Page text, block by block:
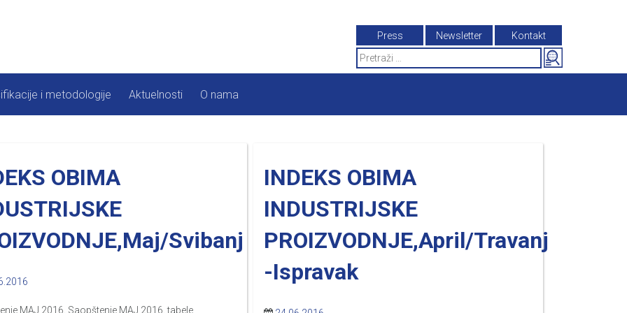
Press Newsletter
Kontakt
Search
for:
i metodologije Aktuelnosti O nama
OBIMA
Svibanj
MAJ 2016. Saopštenje MAJ 2016. tabele
INDEKS OBIMA
INDUSTRIJSKE
PROIZVODNJE,April/Travanj
-Ispravak